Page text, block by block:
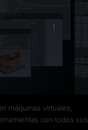
máquinas virtuales,
con todos sus